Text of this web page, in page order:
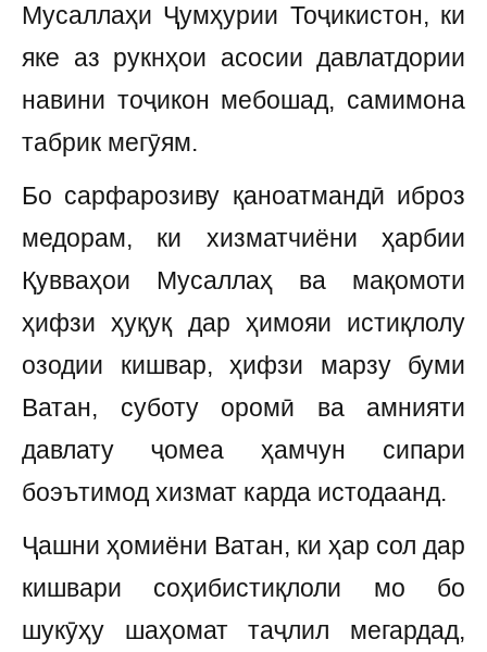
Мусаллаҳи Ҷумҳурии Тоҷикистон, ки
яке аз рукнҳои асосии давлатдории
навини тоҷикон мебошад, самимона
табрик мегӯям.
Бо сарфарозиву қаноатмандӣ иброз
медорам, ки хизматчиёни ҳарбии
Қувваҳои Мусаллаҳ ва мақомоти
ҳифзи ҳуқуқ дар ҳимояи истиқлолу
озодии кишвар, ҳифзи марзу буми
Ватан, суботу оромӣ ва амнияти
давлату ҷомеа ҳамчун сипари
боэътимод хизмат карда истодаанд.
Ҷашни ҳомиёни Ватан, ки ҳар сол дар
кишвари соҳибистиқлоли мо бо
шукӯҳу шаҳомат таҷлил мегардад,